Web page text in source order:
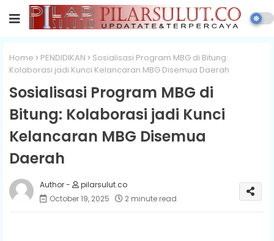
Home PENDIDIKAN
Sosialisasi Program MBG di Bitung:
Kolaborasi jadi Kunci Kelancaran MBG Disemua Daerah
Sosialisasi Program MBG di
Bitung: Kolaborasi jadi Kunci
Kelancaran MBG Disemua
Daerah
pilarsulut.co
October 19, 2025
2 minute read